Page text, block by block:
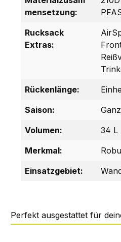
mensetzung:
Rucksack
Extras:
Rückenlänge:
Saison:
Volumen:
34 L
Merkmal:
Einsatzgebiet:
Perfekt ausgestattet für